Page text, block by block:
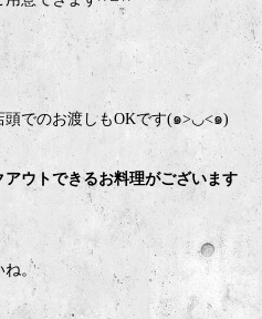
頭でのお渡しもOKです(๑>◡<๑)
ウトできるお料理がございます
ね。